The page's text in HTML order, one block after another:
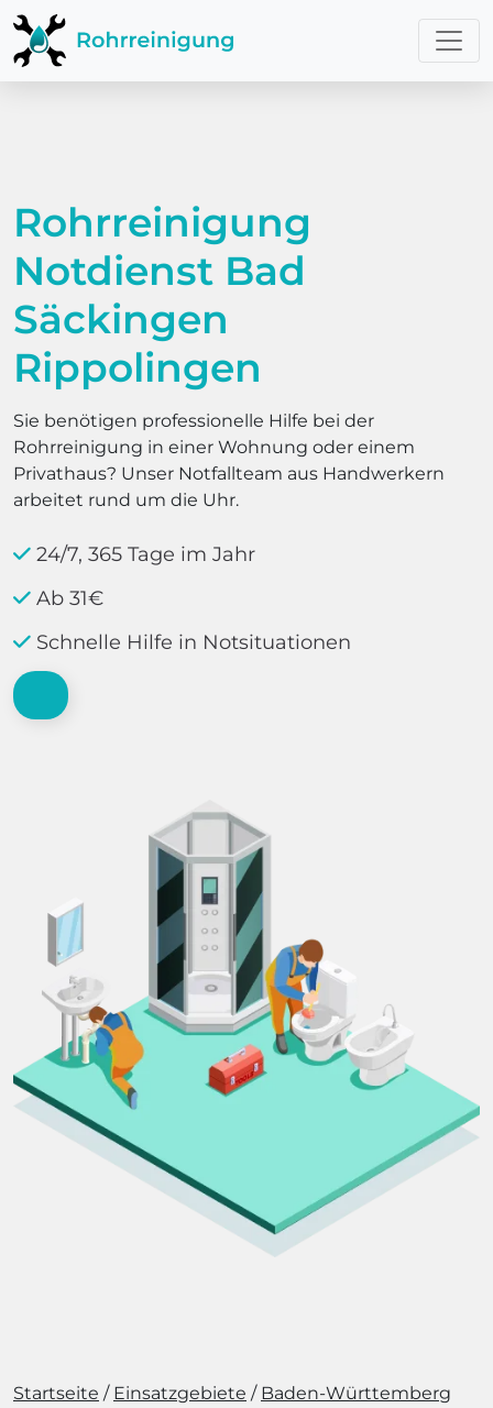
Rohrreinigung
Notdienst Bad
Säckingen
Rippolingen
Sie benötigen professionelle Hilfe bei der
Rohrreinigung in einer Wohnung oder einem
Privathaus? Unser Notfallteam aus Handwerkern
arbeitet rund um die Uhr.
24/7, 365 Tage im Jahr
Ab 31€
Schnelle Hilfe in Notsituationen
Startseite Einsatzgebiete
Baden-Württemberg